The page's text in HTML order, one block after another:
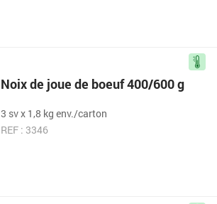
Noix de joue de boeuf 400/600 g
3 sv x 1,8 kg env./carton
REF : 3346